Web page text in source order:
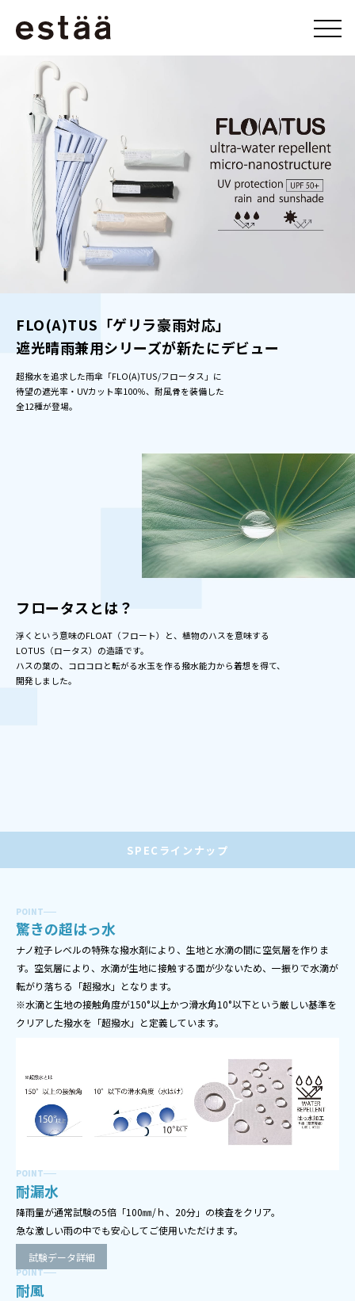
FLO(A)TUS「ゲリラ豪雨対応」
遮光晴雨兼用シリーズが新たにデビュー
超撥水を追求した雨傘「FLO(A)TUS/フロータス」に
待望の遮光率・UVカット率100％、耐風骨を装備した
全12種が登場。
フロータスとは？
浮くという意味のFLOAT（フロート）と、植物のハスを意味する
LOTUS（ロータス）の造語です。
ハスの葉の、コロコロと転がる水玉を作る撥水能力から着想を得て、
開発しました。
SPEC ラインナップ
POINT
驚きの超はっ水
ナノ粒子レベルの特殊な撥水剤により、生地と水滴の間に空気層を作りま
す。空気層により、水滴が生地に接触する面が少ないため、一振りで水滴が
転がり落ちる「超撥水」となります。
※水滴と生地の接触角度が150°以上かつ滑水角10°以下という厳しい基準を
クリアした撥水を「超撥水」と定義しています。
POINT
耐漏水
降雨量が通常試験の5倍「100㎜/ｈ、20分」の検査をクリア。
急な激しい雨の中でも安心してご使用いただけます。
試験データ詳細
POINT
耐風